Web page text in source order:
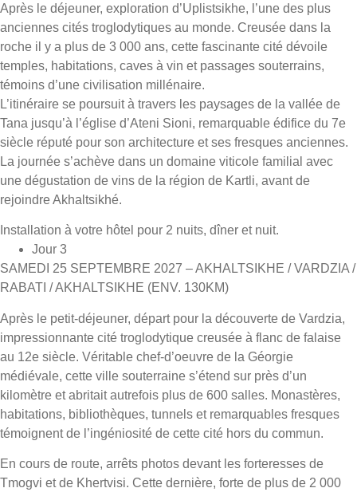
Après le déjeuner, exploration d’Uplistsikhe, l’une des plus
anciennes cités troglodytiques au monde. Creusée dans la
roche il y a plus de 3 000 ans, cette fascinante cité dévoile
temples, habitations, caves à vin et passages souterrains,
témoins d’une civilisation millénaire.
L’itinéraire se poursuit à travers les paysages de la vallée de
Tana jusqu’à l’église d’Ateni Sioni, remarquable édifice du 7e
siècle réputé pour son architecture et ses fresques anciennes.
La journée s’achève dans un domaine viticole familial avec
une dégustation de vins de la région de Kartli, avant de
rejoindre Akhaltsikhé.
Installation à votre hôtel pour 2 nuits, dîner et nuit.
Jour 3
SAMEDI 25 SEPTEMBRE 2027 – AKHALTSIKHE / VARDZIA /
RABATI / AKHALTSIKHE (ENV. 130KM)
Après le petit-déjeuner, départ pour la découverte de Vardzia,
impressionnante cité troglodytique creusée à flanc de falaise
au 12e siècle. Véritable chef-d’oeuvre de la Géorgie
médiévale, cette ville souterraine s’étend sur près d’un
kilomètre et abritait autrefois plus de 600 salles. Monastères,
habitations, bibliothèques, tunnels et remarquables fresques
témoignent de l’ingéniosité de cette cité hors du commun.
En cours de route, arrêts photos devant les forteresses de
Tmogvi et de Khertvisi. Cette dernière, forte de plus de 2 000